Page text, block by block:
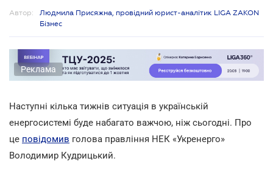
Автор:
Людмила Присяжна, провідний юрист-аналітик LIGA ZAKON
Бізнес
Реклама
Наступні кілька тижнів ситуація в українській
енергосистемі буде набагато важчою, ніж сьогодні. Про
це повідомив голова правління НЕК «Укренерго»
Володимир Кудрицький.